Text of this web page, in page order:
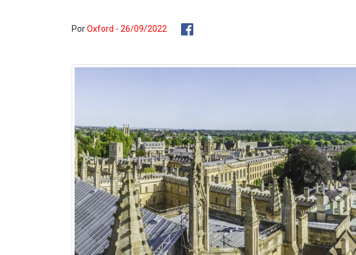
PorOxford - 26/09/2022